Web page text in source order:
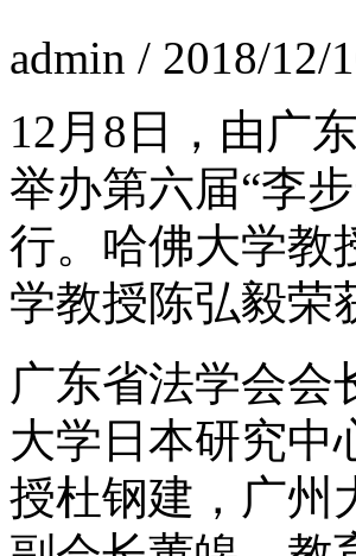
admin / 2018/12/
12 月 8 日，由广
举办第六届“李
行。哈佛大学教
学教授陈弘毅荣
广东省法学会会
大学日本研究中
授杜钢建，广州